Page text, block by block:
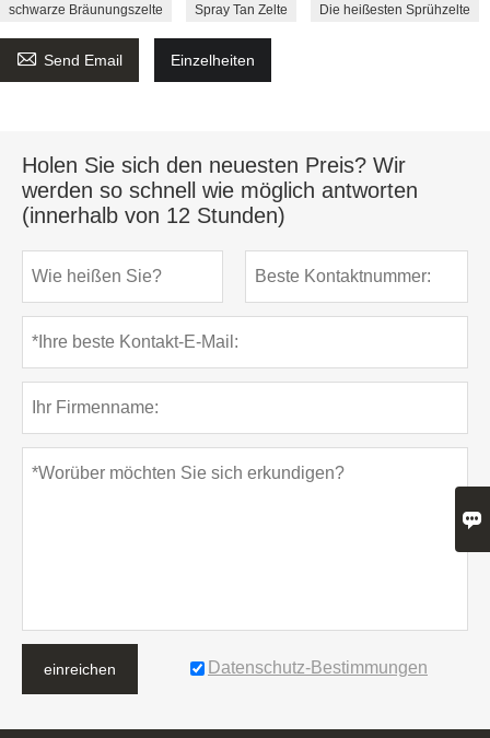
schwarze Bräunungszelte Spray Tan Zelte Die heißesten Sprühzelte
 Send Email Einzelheiten
Holen Sie sich den neuesten Preis? Wir
werden so schnell wie möglich antworten
(innerhalb von 12 Stunden)
einreichen Datenschutz-Bestimmungen
